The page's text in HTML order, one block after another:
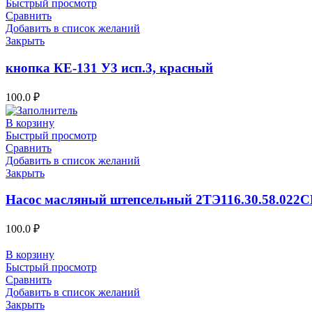
Быстрый просмотр
Сравнить
Добавить в список желаний
Закрыть
кнопка КЕ-131 У3 исп.3, красный
100.0 ₽
В корзину
Быстрый просмотр
Сравнить
Добавить в список желаний
Закрыть
Насос масляный штепсельный
100.0 ₽
В корзину
Быстрый просмотр
Сравнить
Добавить в список желаний
Закрыть